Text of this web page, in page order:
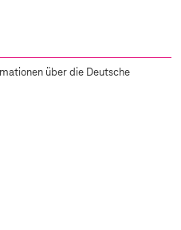
über die Deutsche